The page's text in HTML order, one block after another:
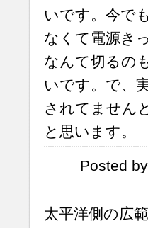
いです。今で
なくて電源き
なんて切るの
いです。で、
されてません
と思います。
Posted
太平洋側の広